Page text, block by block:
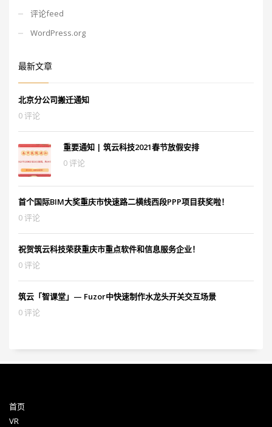
评论feed
WordPress.org
最新文章
北京分公司搬迁通知
0 评论
重要通知 | 筑云科技2021春节放假安排
0 评论
首个国际BIM大奖重庆市快速路二横线西段PPP项目获奖啦！
0 评论
祝贺筑云科技荣获重庆市重点软件和信息服务企业！
0 评论
筑云「智课堂」— Fuzor中快速制作水龙头开关交互场景
0 评论
首页
VR